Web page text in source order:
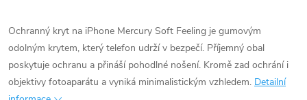
Ochranný kryt na iPhone Mercury Soft Feeling je gumovým
odolným krytem, který telefon udrží v bezpečí. Příjemný obal
poskytuje ochranu a přináší pohodlné nošení. Kromě zad ochrání i
objektivy fotoaparátu a vyniká minimalistickým vzhledem. Detailní